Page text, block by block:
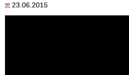
23.06.2015